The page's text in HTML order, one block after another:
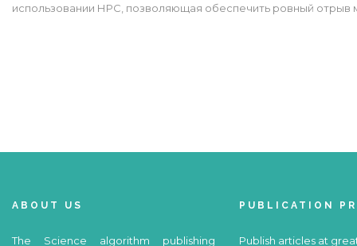
использовании НРС, позволяющая обеспечить ровный отрыв
ABOUT US
The Science algorithm publishing
PUBLICATION
Publish articles at